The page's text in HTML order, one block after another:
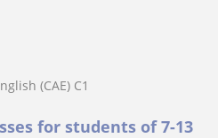
(CAE) C1
for students of 7-13